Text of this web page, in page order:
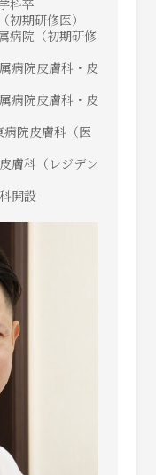
期研修医）
病院（初期研修
病院皮膚科・皮
病院皮膚科・皮
院皮膚科（医
膚科（レジデン
開設